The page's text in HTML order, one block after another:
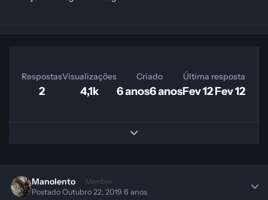
Respostas
2
Visualizações
4,1k
Criado
6 anos6 anos
Última resposta
Fev 12Fev 12
Expand topic overview
Manolento Membro
PostadoOutubro 22, 20196 anos